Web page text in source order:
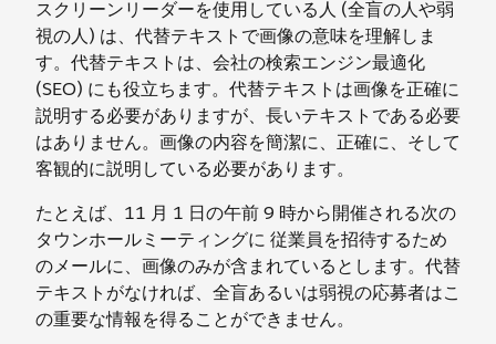
スクリーンリーダーを使用している人 (全盲の人や弱
視の人) は、代替テキストで画像の意味を理解しま
す。代替テキストは、会社の検索エンジン最適化
(SEO) にも役立ちます。代替テキストは画像を正確に
説明する必要がありますが、長いテキストである必要
はありません。画像の内容を簡潔に、正確に、そして
客観的に説明している必要があります。
たとえば、11 月 1 日の午前 9 時から開催される次の
タウンホールミーティングに 従業員を招待するため
のメールに、画像のみが含まれているとします。代替
テキストがなければ、全盲あるいは弱視の応募者はこ
の重要な情報を得ることができません。